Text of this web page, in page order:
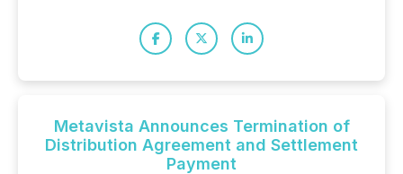
Metavista Announces Termination of
Distribution Agreement and Settlement
Payment